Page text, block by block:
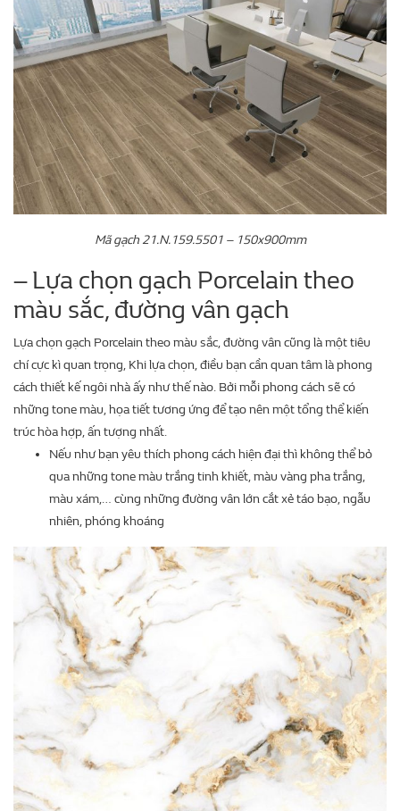
Mã gạch 21.N.159.5501 – 150x900mm
– Lựa chọn gạch Porcelain theo
màu sắc, đường vân gạch
Lựa chọn gạch Porcelain theo màu sắc, đường vân cũng là một tiêu
chí cực kì quan trọng, Khi lựa chọn, điều bạn cần quan tâm là phong
cách thiết kế ngôi nhà ấy như thế nào. Bởi mỗi phong cách sẽ có
những tone màu, họa tiết tương ứng để tạo nên một tổng thể kiến
trúc hòa hợp, ấn tượng nhất.
Nếu như bạn yêu thích phong cách hiện đại thì không thể bỏ
qua những tone màu trắng tinh khiết, màu vàng pha trắng,
màu xám,… cùng những đường vân lớn cắt xẻ táo bạo, ngẫu
nhiên, phóng khoáng